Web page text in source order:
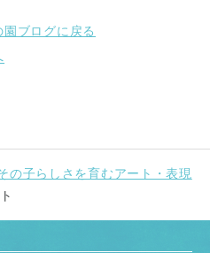
ブログに戻る
の子らしさを育むアート・表現